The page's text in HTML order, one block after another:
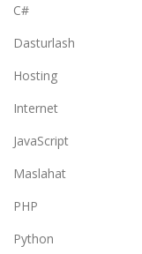
C#
Dasturlash
Hosting
Internet
JavaScript
Maslahat
PHP
Python